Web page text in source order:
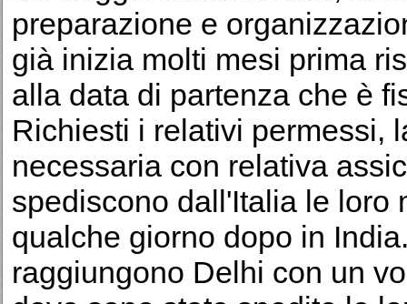
preparazione e
già inizia molti mesi prima
alla data di partenza che è
Richiesti i relativi permessi,
necessaria con relativa
spediscono dall'Italia le loro
qualche giorno dopo in
raggiungono Delhi con un